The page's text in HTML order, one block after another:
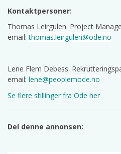
Kontaktpersoner:
Thomas Leirgulen. Project
email:thomas.leirgulen@ode.no
Lene Flem Debess.
email: lene@peoplemode.no
Se flere stillinger fra Ode her
Del denne annonsen: